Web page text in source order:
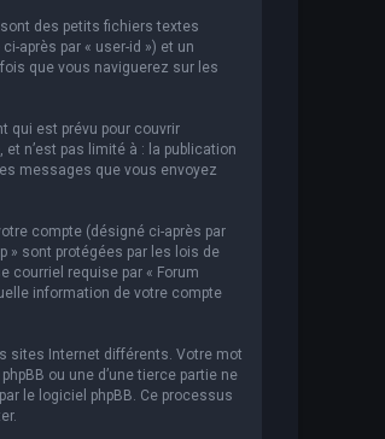
des petits fichiers textes
après par « user-id ») et un
que vous naviguerez sur les
qui est prévu pour couvrir
n’est pas limité à : la publication
messages que vous envoyez
compte (désigné ci-après par
» sont protégées par les lois de
courriel requise par « Forum
information de votre compte
sites Internet différents. Votre mot
ou une d’une tierce partie ne
le logiciel phpBB. Ce processus